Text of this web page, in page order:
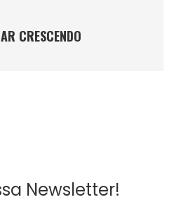
CRESCENDO
Newsletter!